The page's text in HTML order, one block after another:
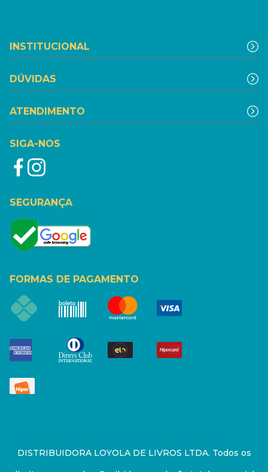
INSTITUCIONAL
DÚVIDAS
ATENDIMENTO
SIGA-NOS
SEGURANÇA
FORMAS DE PAGAMENTO
DISTRIBUIDORA LOYOLA DE LIVROS LTDA. Todos os